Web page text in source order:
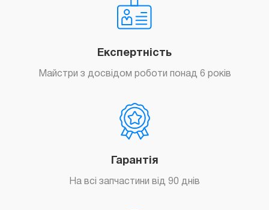
Експертність
Майстри з досвідом роботи понад 6 років
Гарантія
На всі запчастини від 90 днів